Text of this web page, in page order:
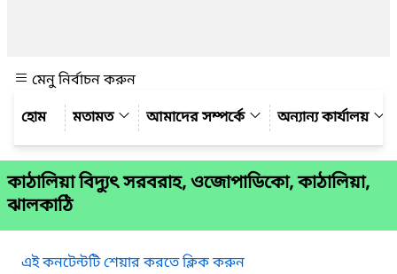
মেনু নির্বাচন করুন
মতামত
আমাদের সম্পর্কে অন্যান্য কার্যালয়
কাঠালিয়া বিদ্যুৎ সরবরাহ, ওজোপাডিকো, কাঠালিয়া,
ঝালকাঠি
এই কনটেন্টটি শেয়ার করতে ক্লিক করুন